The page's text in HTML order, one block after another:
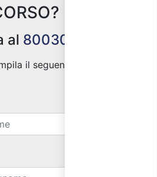
al 800300333
il seguente form: